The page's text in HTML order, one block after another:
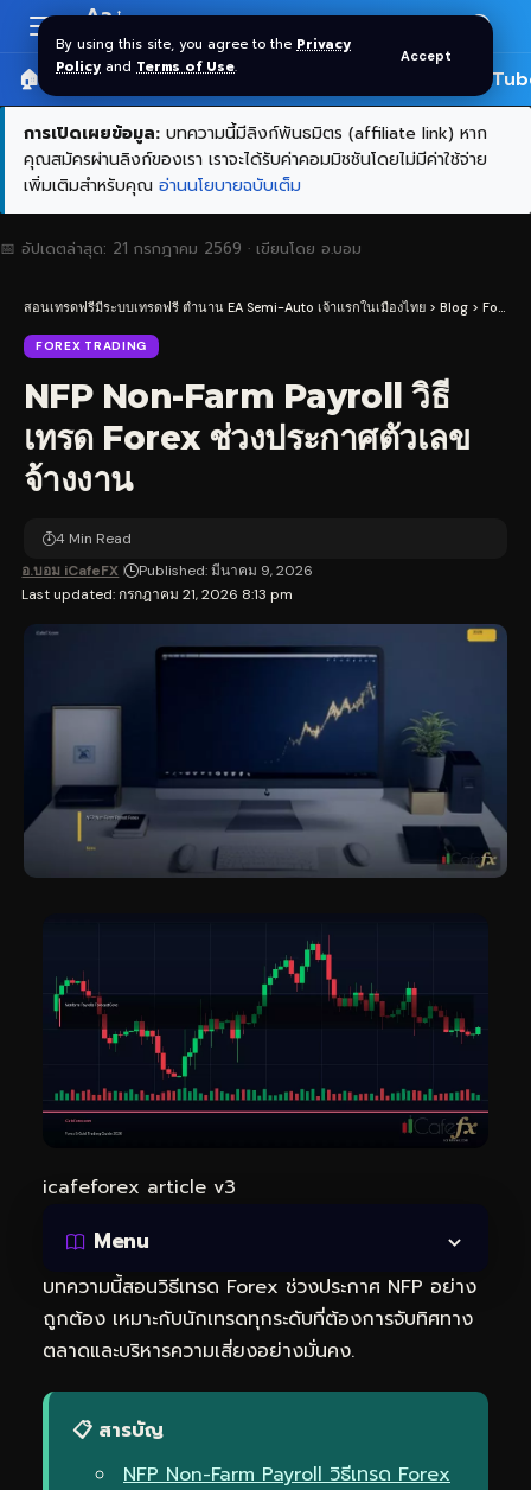
By using this site, you agree to the Privacy
Policy and Terms of Use.
Accept
Resizer
Aa
🏠 หน้าแรก ราคาทอง SPDR 🎬
การเปิดเผยข้อมูล: บทความนี้มีลิงก์พันธมิตร (affiliate link) หาก
คุณสมัครผ่านลิงก์ของเรา เราจะได้รับค่าคอมมิชชันโดยไม่มีค่าใช้จ่าย
เพิ่มเติมสำหรับคุณ อ่านนโยบายฉบับเต็ม
📅 อัปเดตล่าสุด: 21 กรกฎาคม 2569 · เขียนโดย อ.บอม
สอนเทรดฟรีมีระบบเทรดฟรี ตำนาน EA Semi-Auto เจ้าแรกในเมืองไทย > Blog > Forex Trading
FOREX TRADING
NFP Non-Farm Payroll วิธี
เทรด Forex ช่วงประกาศตัวเลข
จ้างงาน
Last updated: กรกฎาคม 21, 2026 8:13 pm
อ.บอม iCafeFX Published: มีนาคม 9, 2026
4 Min Read
icafeforex article v3
Menu
บทความนี้สอนวิธีเทรด Forex ช่วงประกาศ NFP อย่าง
ถูกต้อง เหมาะกับนักเทรดทุกระดับที่ต้องการจับทิศทาง
ตลาดและบริหารความเสี่ยงอย่างมั่นคง.
📋 สารบัญ
NFP Non-Farm Payroll วิธีเทรด Forex